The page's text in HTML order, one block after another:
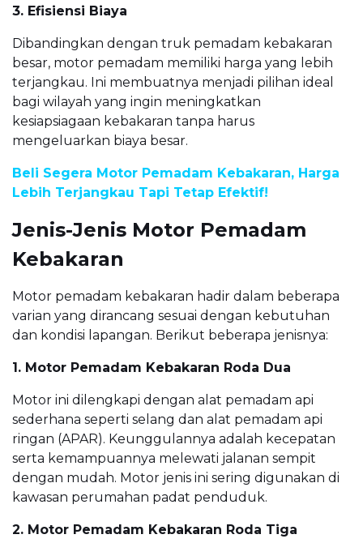
3. Efisiensi Biaya
Dibandingkan dengan truk pemadam kebakaran
besar, motor pemadam memiliki harga yang lebih
terjangkau. Ini membuatnya menjadi pilihan ideal
bagi wilayah yang ingin meningkatkan
kesiapsiagaan kebakaran tanpa harus
mengeluarkan biaya besar.
Beli Segera Motor Pemadam Kebakaran, Harga
Lebih Terjangkau Tapi Tetap Efektif!
Jenis-Jenis Motor Pemadam
Kebakaran
Motor pemadam kebakaran hadir dalam beberapa
varian yang dirancang sesuai dengan kebutuhan
dan kondisi lapangan. Berikut beberapa jenisnya:
1. Motor Pemadam Kebakaran Roda Dua
Motor ini dilengkapi dengan alat pemadam api
sederhana seperti selang dan alat pemadam api
ringan (APAR). Keunggulannya adalah kecepatan
serta kemampuannya melewati jalanan sempit
dengan mudah. Motor jenis ini sering digunakan di
kawasan perumahan padat penduduk.
2. Motor Pemadam Kebakaran Roda Tiga